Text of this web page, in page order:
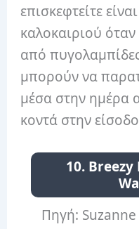
επισκεφτείτε
καλοκαιριού
από
μπορούν να
μέσα στην ημέρα
κοντά στην
10.
Πηγή: